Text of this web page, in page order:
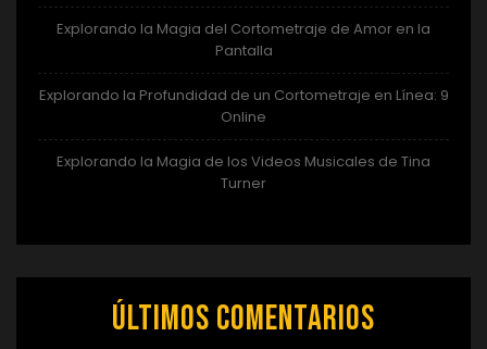
Explorando la Magia del Cortometraje de Amor en la
Pantalla
Explorando la Profundidad de un Cortometraje en Línea: 9
Online
Explorando la Magia de los Videos Musicales de Tina
Turner
Últimos comentarios